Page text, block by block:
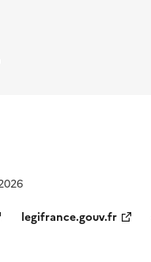
legifrance.gouv.fr